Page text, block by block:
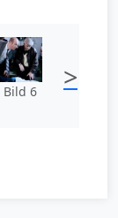
Bild 6 >